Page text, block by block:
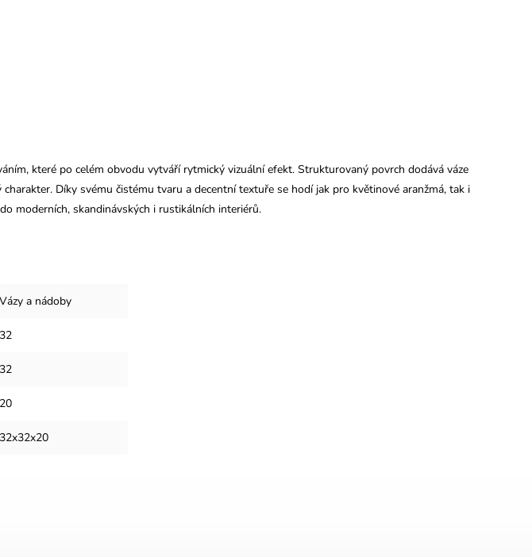
které po celém obvodu vytváří rytmický vizuální efekt. Strukturovaný povrch dodává váze
Díky svému čistému tvaru a decentní textuře se hodí jak pro květinové aranžmá, tak i
moderních, skandinávských i rustikálních interiérů.
Vázy a nádoby
32
32
20
32x32x20